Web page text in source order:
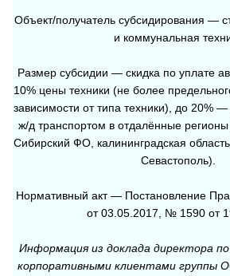
Объект/получатель субсидирования —
и коммунальная
Размер субсидии — скидка по уплате
10% цены техники (не более
зависимости от типа техники), до 20% —
ж/д транспортом в отдалённые
Сибирский ФО, калининградская
Севастополь).
Нормативный акт — Постановление
от 03.05.2017, № 1590 от
Информация из доклада директора
корпоративными клиентами группы